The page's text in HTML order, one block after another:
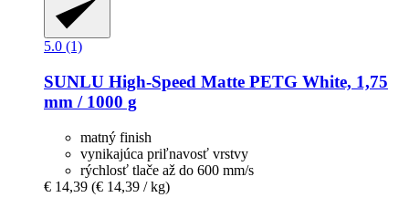
5.0 (1)
SUNLU High-​Speed Matte PETG White, 1,75
mm / 1000 g
matný finish
vynikajúca priľnavosť vrstvy
rýchlosť tlače až do 600 mm/s
€ 14,39 (€ 14,39 / kg)